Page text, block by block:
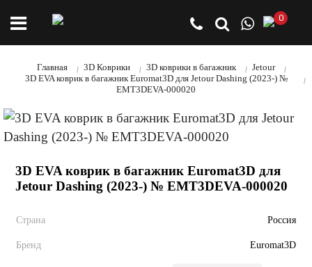
0
Главная 3D Коврики 3D коврики в багажник
Jetour
3D EVA коврик в багажник Euromat3D для Jetour Dashing (2023-) №
EMT3DEVA-000020
3D EVA коврик в багажник Euromat3D для
Jetour Dashing (2023-) № EMT3DEVA-000020
Страна Россия
Бренд Euromat3D